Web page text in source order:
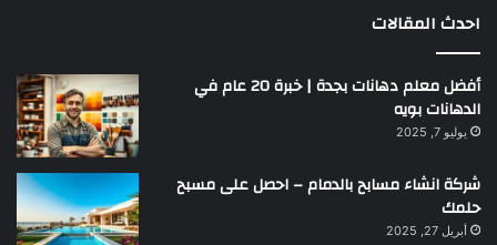
احدث المقالات
أفضل معلم دهانات بجدة | خبرة 20 عام في
الدهانات بويه
يوليو 7, 2025
شركة انشاء مسابح بالدمام – احصل على مسبح
حلمك
أبريل 27, 2025